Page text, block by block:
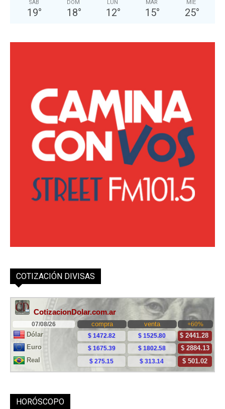
SÁB
19°
DOM
18°
LUN
12°
MAR
15°
MIÉ
25°
COTIZACIÓN DIVISAS
HORÓSCOPO